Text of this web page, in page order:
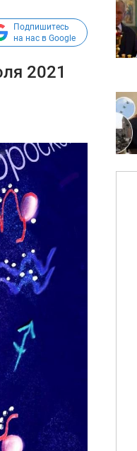
Подпишитесь
на нас в Google
2021